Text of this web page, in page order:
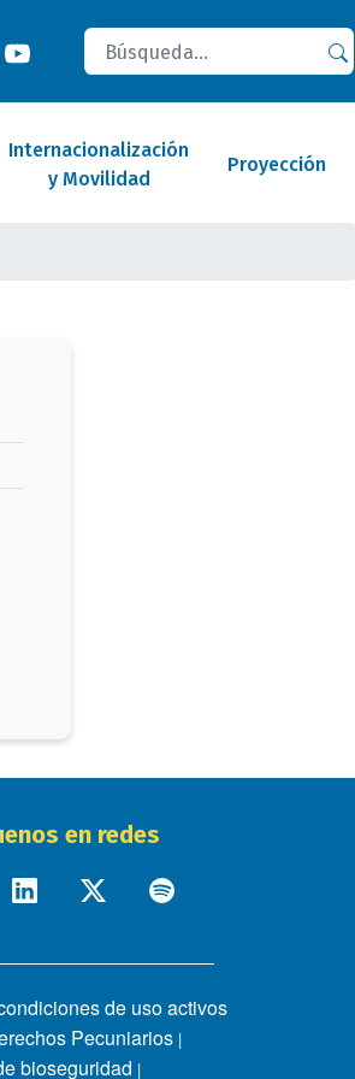
Buscar
Internacionalización
y Movilidad
Proyección
en redes
de uso activos
Pecuniarios |
bioseguridad |